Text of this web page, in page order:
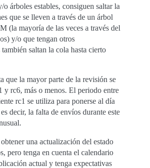
o árboles estables, consiguen saltar la
que se lleven a través de un árbol
(la mayoría de las veces a través del
y/o que tengan otros
saltan la cola hasta cierto
que la mayor parte de la revisión se
y rc6, más o menos. El periodo entre
rc1 se utiliza para ponerse al día
decir, la falta de envíos durante este
una actualización del estado
pero tenga en cuenta el calendario
actual y tenga expectativas